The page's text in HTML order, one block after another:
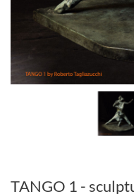
TANGO 1 -